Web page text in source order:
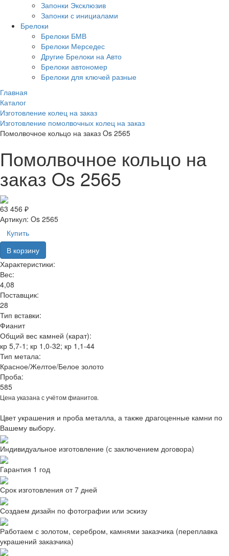
Запонки Эксклюзив
Запонки с инициалами
Брелоки
Брелоки БМВ
Брелоки Мерседес
Другие Брелоки на Авто
Брелоки автономер
Брелоки для ключей разные
Главная
Каталог
Изготовление колец на заказ
Изготовление помолвочных колец на заказ
Помолвочное кольцо на заказ Os 2565
Помолвочное кольцо на
заказ Os 2565
63 456 ₽
Артикул: Os 2565
Купить
В корзину
Характеристики:
Вес:
4,08
Поставщик:
28
Тип вставки:
Фианит
Общий вес камней (карат):
кр 5,7-1; кр 1,0-32; кр 1,1-44
Тип метала:
Красное/Желтое/Белое золото
Проба:
585
Цена указана с учётом фианитов.
Цвет украшения и проба металла, а также драгоценные камни по
Вашему выбору.
Индивидуальное изготовление (с заключением договора)
Гарантия 1 год
Срок изготовления от 7 дней
Создаем дизайн по фотографии или эскизу
Работаем с золотом, серебром, камнями заказчика (переплавка
украшений заказчика)